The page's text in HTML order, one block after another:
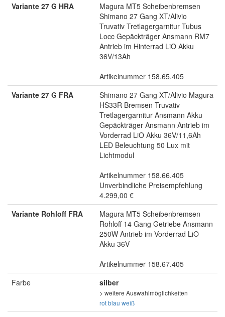
Variante 27 G HRA
Magura MT5 Scheibenbremsen
Shimano 27 Gang XT/Alivio
Truvativ Tretlagergarnitur Tubus
Locc Gepäckträger Ansmann RM7
Antrieb im Hinterrad LiO Akku
36V/13Ah
Artikelnummer 158.65.405
Variante 27 G FRA
Shimano 27 Gang XT/Alivio Magura
HS33R Bremsen Truvativ
Tretlagergarnitur Ansmann Akku
Gepäckträger Ansmann Antrieb im
Vorderrad LiO Akku 36V/11,6Ah
LED Beleuchtung 50 Lux mit
Lichtmodul
Artikelnummer 158.66.405
Unverbindliche Preisempfehlung
4.299,00 €
Variante Rohloff FRA
Magura MT5 Scheibenbremsen
Rohloff 14 Gang Getriebe Ansmann
250W Antrieb im Vorderrad LiO
Akku 36V
Artikelnummer 158.67.405
Farbe
silber
> weitere Auswahlmöglichkeiten
rotblau weiß